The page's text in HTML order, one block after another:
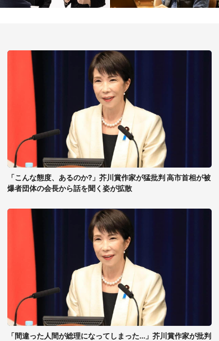
「こんな態度、あるのか?」芥川賞作家が猛批判 高市首相が被
爆者団体の会長から話を聞く姿が拡散
「間違った人間が総理になってしまった...」芥川賞作家が批判